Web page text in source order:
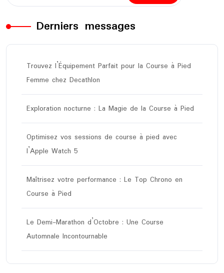
Derniers messages
Trouvez l’Équipement Parfait pour la Course à Pied
Femme chez Decathlon
Exploration nocturne : La Magie de la Course à Pied
Optimisez vos sessions de course à pied avec
l’Apple Watch 5
Maîtrisez votre performance : Le Top Chrono en
Course à Pied
Le Demi-Marathon d’Octobre : Une Course
Automnale Incontournable